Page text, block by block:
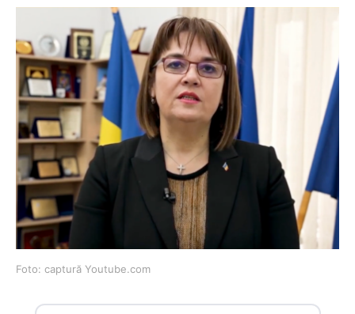
Foto: captură Youtube.com